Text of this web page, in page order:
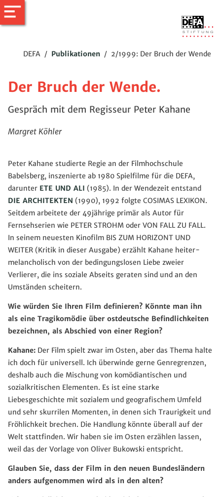
DEFA / Publikationen / 2/1999: Der Bruch der Wende
Der Bruch der Wende.
Gespräch mit dem Regisseur Peter Kahane
Margret Köhler
Peter Kahane studierte Regie an der Filmhochschule
Babelsberg, inszenierte ab 1980 Spielfilme für die DEFA,
darunter ETE UND ALI (1985). In der Wendezeit entstand
DIE ARCHITEKTEN (1990), 1992 folgte COSIMAS LEXIKON.
Seitdem arbeitete der 49jährige primär als Autor für
Fernsehserien wie PETER STROHM oder VON FALL ZU FALL.
In seinem neuesten Kinofilm BIS ZUM HORIZONT UND
WEITER (Kritik in dieser Ausgabe) erzählt Kahane heiter-
melancholisch von der bedingungslosen Liebe zweier
Verlierer, die ins soziale Abseits geraten sind und an den
Umständen scheitern.
Wie würden Sie Ihren Film definieren? Könnte man ihn
als eine Tragikomödie über ostdeutsche Befindlichkeiten
bezeichnen, als Abschied von einer Region?
Kahane: Der Film spielt zwar im Osten, aber das Thema halte
ich doch für universell. Ich überwinde gerne Genregrenzen,
deshalb auch die Mischung von komödiantischen und
sozialkritischen Elementen. Es ist eine starke
Liebesgeschichte mit sozialem und geografischem Umfeld
und sehr skurrilen Momenten, in denen sich Traurigkeit und
Fröhlichkeit brechen. Die Handlung könnte überall auf der
Welt stattfinden. Wir haben sie im Osten erzählen lassen,
weil das der Vorlage von Oliver Bukowski entspricht.
Glauben Sie, dass der Film in den neuen Bundesländern
anders aufgenommen wird als in den alten?